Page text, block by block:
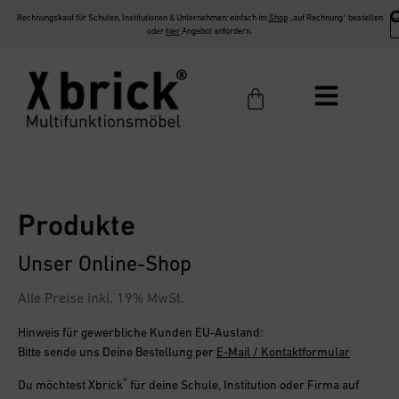
Rechnungskauf für Schulen, Institutionen & Unternehmen: einfach im Shop„auf Rechnung“ bestellen
oder hier Angebot anfordern.
Hinweis für gewerbliche Kunden EU-Ausland:
Bitte sende uns Deine Bestellung per E-Mail / Kontaktformular
Du möchtest Xbrick® für deine Schule, Institution oder Firma auf
Produkte
Unser Online-Shop
Alle Preise inkl. 19% MwSt.